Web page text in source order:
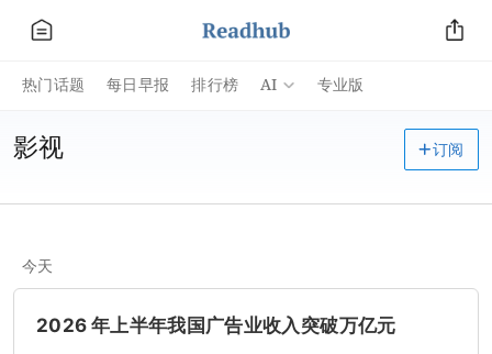
热门话题 每日早报 排行榜 AI 专业版
影视 订阅
今天
2026 年上半年我国广告业收入突破万亿元